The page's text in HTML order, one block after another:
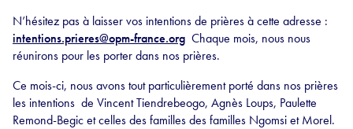
N’hésitez pas à laisser vos intentions de prières à cette adresse :
intentions.prieres@opm-france.org Chaque mois, nous nous
réunirons pour les porter dans nos prières.
Ce mois-ci, nous avons tout particulièrement porté dans nos prières
les intentions de Vincent Tiendrebeogo, Agnès Loups, Paulette
Remond-Begic et celles des familles des familles Ngomsi et Morel.